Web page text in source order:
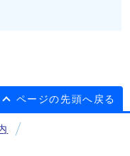
ページの先頭へ戻る